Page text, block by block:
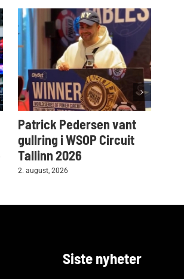
Patrick Pedersen vant
gullring i WSOP Circuit
Tallinn 2026
2. august, 2026
Siste nyheter